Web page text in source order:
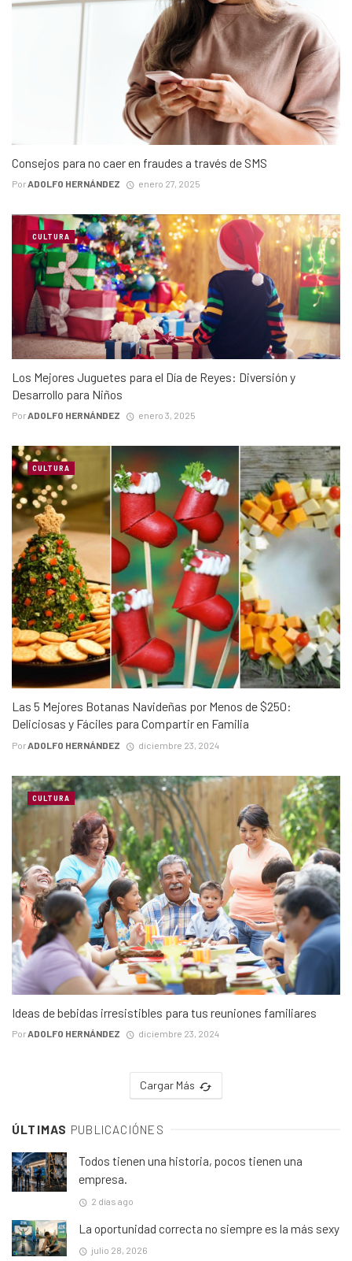
Consejos para no caer en fraudes a través de SMS
PorADOLFO HERNÁNDEZ enero 27, 2025
Los Mejores Juguetes para el Día de Reyes: Diversión y
Desarrollo para Niños
PorADOLFO HERNÁNDEZ enero 3, 2025
CULTURA
Las 5 Mejores Botanas Navideñas por Menos de $250:
Deliciosas y Fáciles para Compartir en Familia
Por ADOLFO HERNÁNDEZ diciembre 23, 2024
CULTURA
Ideas de bebidas irresistibles para tus reuniones familiares
PorADOLFO HERNÁNDEZ diciembre 23, 2024
CULTURA
Cargar Más
ÚLTIMAS PUBLICACIÓNES
Todos tienen una historia, pocos tienen una
empresa.
2 días ago
La oportunidad correcta no siempre es la más sexy
julio 28, 2026